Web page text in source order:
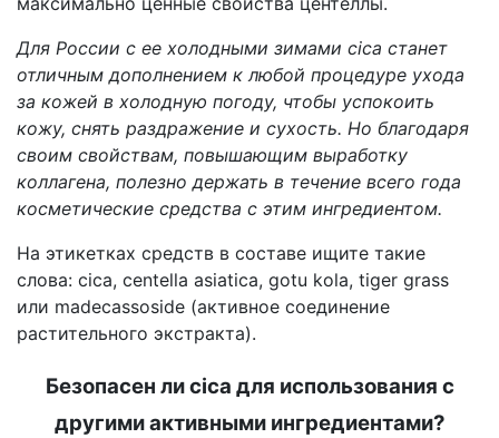
Для России с ее холодными зимами cica станет
отличным дополнением к любой процедуре ухода
за кожей в холодную погоду, чтобы успокоить
кожу, снять раздражение и сухость. Но благодаря
своим свойствам, повышающим выработку
коллагена, полезно держать в течение всего года
косметические средства с этим ингредиентом.
На этикетках средств в составе ищите такие
слова: cica, centella asiatica, gotu kola, tiger grass
или madecassoside (активное соединение
растительного экстракта).
Безопасен ли cica для использования с
другими активными ингредиентами?